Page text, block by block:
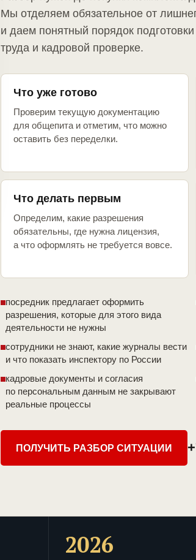
Мы отделяем обязательное от
и даем понятный порядок
труда и кадровой проверке.
Что уже готово
Проверим текущую документацию
для общепита и отметим, что можно
оставить без переделки.
Что делать первым
Определим, какие разрешения
обязательны, где нужна лицензия,
а что оформлять не требуется вовсе.
посредник предлагает оформить
разрешения, которые для этого вида
деятельности не нужны
сотрудники не знают, какие журналы вести
и что показать инспектору по России
кадровые документы и согласия
по персональным данным не закрывают
реальные процессы
ПОЛУЧИТЬ РАЗБОР СИТУАЦИИ
2026